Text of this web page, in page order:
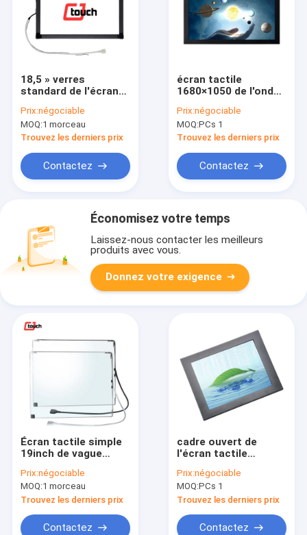
18,5 » verres
standard de l'écran
d'onde acoustique
extérieure avec le
contrôleur
Prix:négociable
MOQ:1 morceau
Trouvez les derniers prix
Contactez
écran tactile
1680×1050 de l'onde
avec la garantie de 1
an
Prix:négociable
MOQ:PCs 1
Trouvez les derniers prix
Contactez
Économisez votre temps
Laissez-nous contacter les meilleurs
produits avec vous.
Donnez votre exigence
Écran tactile simple
19inch de vague
contact avec le
contrôleur d'USB
Prix:négociable
MOQ:1 morceau
Trouvez les derniers prix
Contactez
cadre ouvert de
l'écran tactile
10.4inch extérieure
imperméable
Prix:négociable
MOQ:PCs 1
Trouvez les derniers prix
Contactez